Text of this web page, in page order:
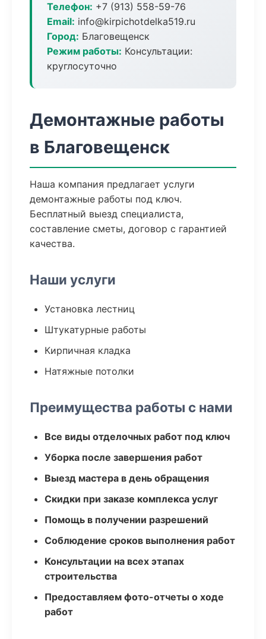
Телефон: +7 (913) 558-59-76
Email: info@kirpichotdelka519.ru
Город: Благовещенск
Режим работы: Консультации:
круглосуточно
Демонтажные работы
в Благовещенск
Наша компания предлагает услуги
демонтажные работы под ключ.
Бесплатный выезд специалиста,
составление сметы, договор с гарантией
качества.
Наши услуги
Установка лестниц
Штукатурные работы
Кирпичная кладка
Натяжные потолки
Преимущества работы с нами
Все виды отделочных работ под ключ
Уборка после завершения работ
Выезд мастера в день обращения
Скидки при заказе комплекса услуг
Помощь в получении разрешений
Соблюдение сроков выполнения работ
Консультации на всех этапах
строительства
Предоставляем фото-отчеты о ходе
работ